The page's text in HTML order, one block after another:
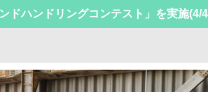
ドハンドリングコンテスト」を実施(4/